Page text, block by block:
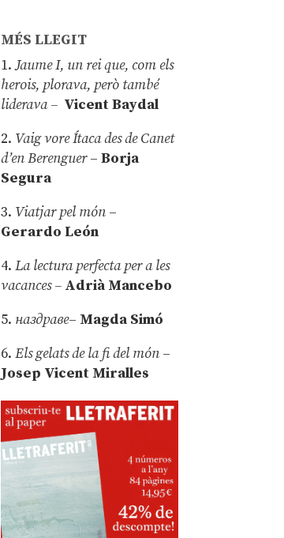
MÉS LLEGIT
1.Jaume I, un rei que, com els
herois, plorava, però també
liderava – Vicent Baydal
2. Vaig vore Ítaca des de Canet
d’en Berenguer–Borja
Segura
3. Viatjar pel món –
Gerardo León
4.La lectura perfecta per a les
vacances – Adrià Mancebo
5. наздраве– Magda Simó
6.Els gelats de la fi del món –
Josep Vicent Miralles